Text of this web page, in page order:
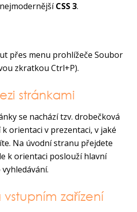
CSS 3.
přes menu prohlížeče Soubor
zkratkou Ctrl+P).
stránkami
se nachází tzv. drobečková
orientaci v prezentaci, v jaké
Na úvodní stranu přejdete
k orientaci poslouží hlavní
vstupním zařízení